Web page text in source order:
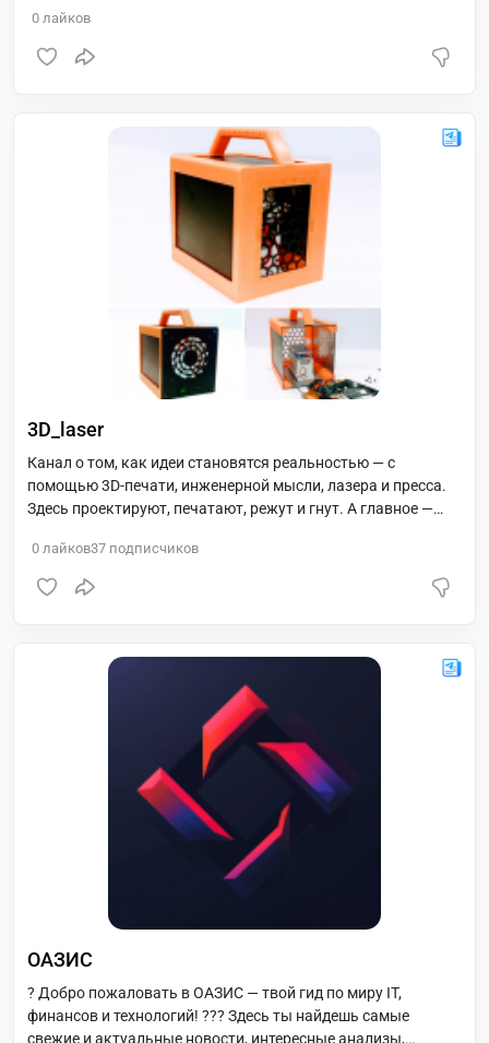
0 лайков
3D_laser
Канал о том, как идеи становятся реальностью — с
помощью 3D-печати, инженерной мысли, лазера и пресса.
Здесь проектируют, печатают, режут и гнут. А главное —
0 лайков37 подписчиков
ОАЗИС
? Добро пожаловать в ОАЗИС — твой гид по миру IT,
финансов и технологий! ??? Здесь ты найдешь самые
свежие и актуальные новости, интересные анализы,